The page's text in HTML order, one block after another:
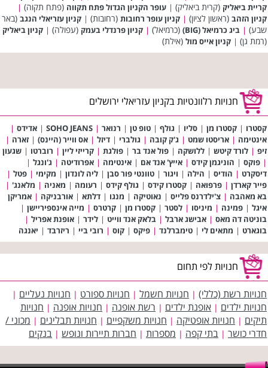
קריית ביאליק (קרית ביאליק) | עופר הקניון הגדול פתח תקווה (פתח תקוה) |
קניון הזהב (ראשון לציון) | קניון עופר רחובות (רחובות) | קניון עזריאלי הנגב (באר
שבע) | ביג כרמיאל (BIG) (כרמיאל) | קניון פרנדלי בעמק (עפולה) | קניון ביאליק
(רמת גן) | קניון אייס מול (אילת)
חנויות רלוונטיות בקניון עזריאלי ירושלים
קסטרו | קסטרו מן | סליו | גולף | טופ טן | רנואר |
SOHO JEANS
| אדידס |
אינטימה | אריסטו שמט | ג'ק קובה | גולברי | דיזל | אס ווייר (היינס) | זארה |
זיפ | לורד קיטש | ללושקה | פול אנד בר | פולגת | קרייזי ליין | רוברטו | שגעון
| פוקס | הוניגמן קידס | אייץ' אנד אם | אינטימה | אפרודיטה | ג'ונגל |
דיסקרט | הודיס | הילה | ויגור | טוונטי פור סבן | ליה לונדון | מקימי | פטל |
פייר קארדן | פרפואה | קסטרו קידס | גולף קידס | רעומה | מאניה | מלאנג' |
בא מאהבה | צ'ילדרנס פלייס | נאוטיקה | מנגו | דלתא | אורבניקה | אמריקן
איגל | פמינה | מיניסו | לסטר | קסטרו מן | קרטרס | מייה אינספיריישן |
בוניטה דה מאס | אבישג ארבל | בלאק אנד ווייט | לידר | אופנת אפריל |
בוגארט | מתאים לי | טימברלנד | פיקס | קוס | רובי ביי | ריזרבד | יאנגה
חנויות לפי תחום
חנויות רשת (כללי) | חנויות חשמל | חנויות ספורט | חנויות נעליים |
חנויות ילדים | אופנת ילדים | רשת אופנה | חנויות אופנה | חנויות
תיקים | חנויות אופטיקה | חנויות משקפיים | חנויות תבלינים | מכוני /
חדרי כושר | בתי קפה | מספרות | חברות תיירות ונופש | בנקים